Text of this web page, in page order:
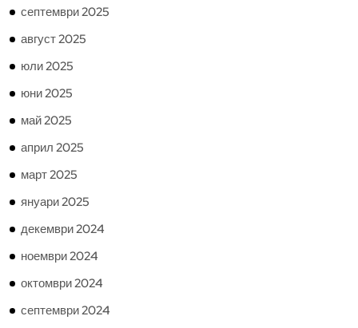
септември 2025
август 2025
юли 2025
юни 2025
май 2025
април 2025
март 2025
януари 2025
декември 2024
ноември 2024
октомври 2024
септември 2024